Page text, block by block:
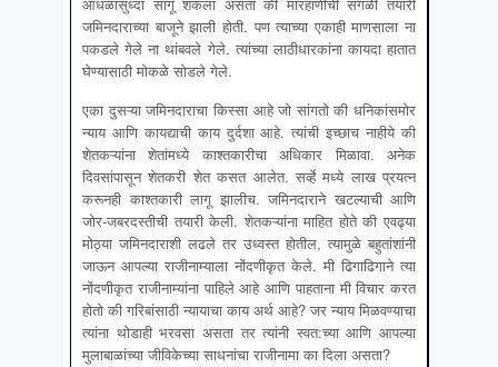
जमिनदाराच्या बाजूने झाली होती. पण त्याच्या एकाही माणसाला ना
पकडले गेले ना थांबवले गेले. त्यांच्या लाठीधारकांना कायदा हातात
घेण्यासाठी मोकळे सोडले गेले.
एका दुसऱ्या जमिनदाराचा किस्सा आहे जो सांगतो की धनिकांसमोर
न्याय आणि कायद्याची काय दुर्दशा आहे. त्यांची इच्छाच नाहीये की
शेतकऱ्यांना शेतांमध्ये काश्तकारीचा अधिकार मिळावा. अनेक
दिवसांपासून शेतकरी शेत कसत आलेत. सर्व्हे मध्ये लाख प्रयत्न
करूनही काश्तकारी लागू झालीच. जमिनदाराने खटल्याची आणि
जोर-जबरदस्तीची तयारी केली. शेतकऱ्यांना माहित होते की एवढ्या
मोठ्या जमिनदाराशी लढले तर उध्वस्त होतील, त्यामुळे बहुतांशांनी
जाऊन आपल्या राजीनाम्याला नोंदणीकृत केले. मी ढिगाढिगाने त्या
नोंदणीकृत राजीनाम्यांना पाहिले आहे आणि पाहताना मी विचार करत
होतो की गरिबांसाठी न्यायाचा काय अर्थ आहे? जर न्याय मिळवण्याचा
त्यांना थोडाही भरवसा असता तर त्यांनी स्वत:च्या आणि आपल्या
मुलाबाळांच्या जीविकेच्या साधनांचा राजीनामा का दिला असता?